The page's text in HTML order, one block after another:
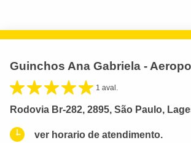
Guinchos Ana Gabriela -
1 aval.
Rodovia Br-282, 2895, São Paulo,
ver horario de atendimento.